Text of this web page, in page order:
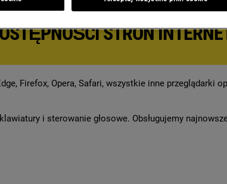
przykład zakupów za pośrednictwem naszych
STRON
Firefox, Opera, Safari, wszystkie inne
i sterowanie głosowe. Obsługujemy